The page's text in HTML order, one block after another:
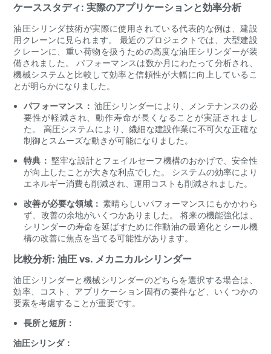
ケーススタディ: 実際のアプリケーションと効率分析
油圧シリンダ技術が実際に使用されている代表的な例は、建設
用クレーンに見られます。 最近のプロジェクトでは、大型建設
クレーンに、重い荷物を扱うための高度な油圧シリンダーが装
備されました。 パフォーマンスは数か月にわたって分析され、
機械システムと比較して効率と信頼性が大幅に向上しているこ
とが明らかになりました。
パフォーマンス： 油圧シリンダーにより、メンテナンスの必
要性が軽減され、動作寿命が長くなることが実証されまし
た。 高圧システムにより、繊細な建設作業に不可欠な正確な
制御とスムーズな動きが可能になりました。
特典： 堅牢な設計とフェイルセーフ機構のおかげで、安全性
が向上したことが大きな利点でした。 システムの効率により
エネルギー消費も削減され、運用コストも削減されました。
改善が必要な領域：素晴らしいパフォーマンスにもかかわら
ず、改善の余地がいくつかありました。 将来の機能強化は、
シリンダーの寿命を延ばすために作動油の最適化とシール機
構の改善に焦点を当てる可能性があります。
比較分析: 油圧 vs. メカニカルシリンダー
油圧シリンダーと機械シリンダーのどちらを選択する場合は、
効率、コスト、アプリケーション固有の要件など、いくつかの
要素を考慮することが重要です。
長所と短所：
油圧シリンダ：